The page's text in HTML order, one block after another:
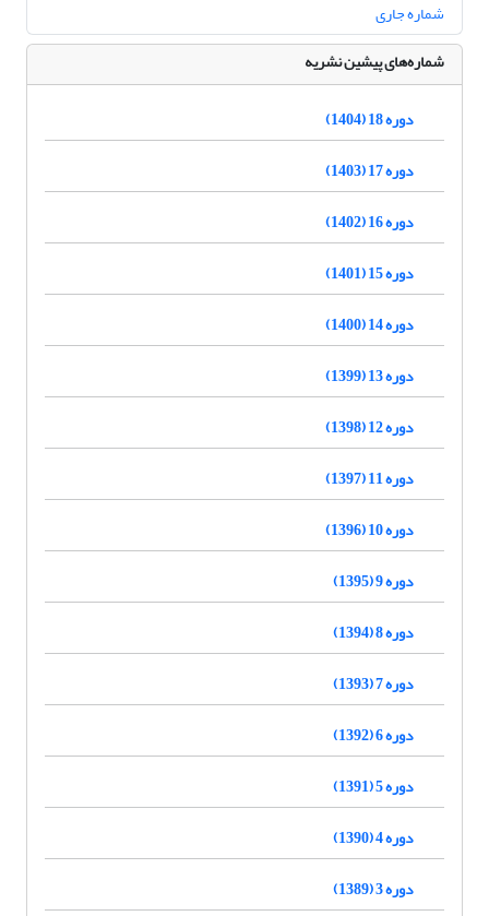
شماره جاری
شماره‌های پیشین نشریه
دوره 18 (1404)
دوره 17 (1403)
دوره 16 (1402)
دوره 15 (1401)
دوره 14 (1400)
دوره 13 (1399)
دوره 12 (1398)
دوره 11 (1397)
دوره 10 (1396)
دوره 9 (1395)
دوره 8 (1394)
دوره 7 (1393)
دوره 6 (1392)
دوره 5 (1391)
دوره 4 (1390)
دوره 3 (1389)